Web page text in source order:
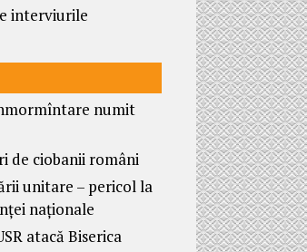
interviurile
numit
de ciobanii români
unitare – pericol la
naționale
atacă Biserica